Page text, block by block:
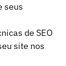
seus
de SEO
site nos